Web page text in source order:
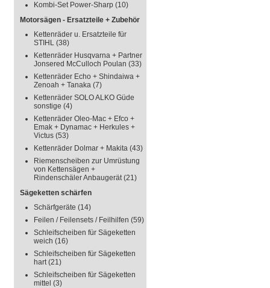
Kombi-Set Power-Sharp (10)
Motorsägen - Ersatzteile + Zubehör
Kettenräder u. Ersatzteile für
STIHL (38)
Kettenräder Husqvarna + Partner
Jonsered McCulloch Poulan (33)
Kettenräder Echo + Shindaiwa +
Zenoah + Tanaka (7)
Kettenräder SOLO ALKO Güde
sonstige (4)
Kettenräder Oleo-Mac + Efco +
Emak + Dynamac + Herkules +
Victus (53)
Kettenräder Dolmar + Makita (43)
Riemenscheiben zur Umrüstung
von Kettensägen +
Rindenschäler Anbaugerät(21)
Sägeketten schärfen
Schärfgeräte (14)
Feilen / Feilensets / Feilhilfen (59)
Schleifscheiben für Sägeketten
weich (16)
Schleifscheiben für Sägeketten
hart(21)
Schleifscheiben für Sägeketten
mittel (3)